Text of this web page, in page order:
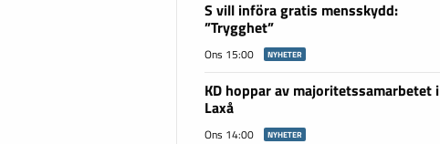
S vill införa gratis mensskydd:
”Trygghet”
Ons 15:00 NYHETER
KD hoppar av majoritetssamarbetet i
Laxå
Ons 14:00 NYHETER